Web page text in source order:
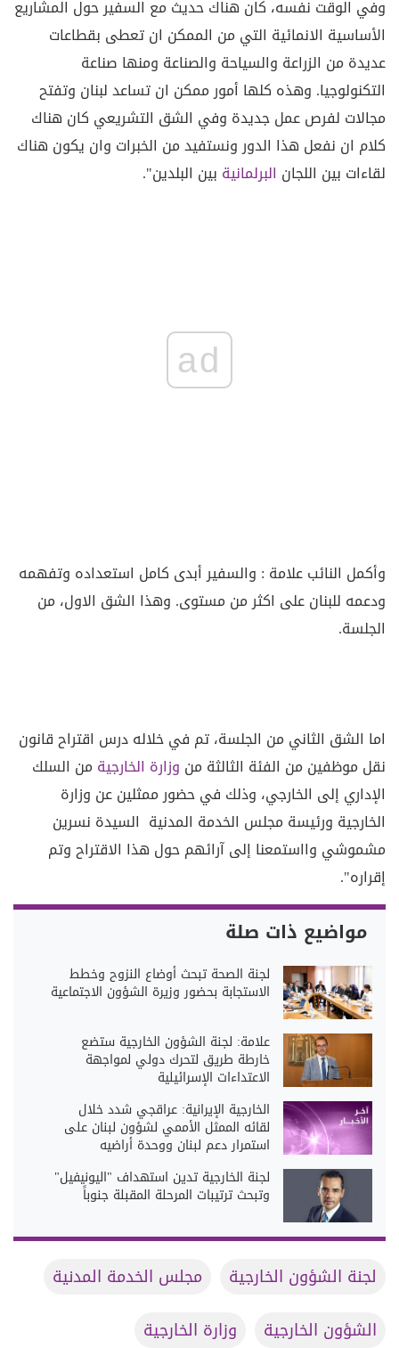
وفي الوقت نفسه، كان هناك حديث مع السفير حول المشاريع
الأساسية الانمائية التي من الممكن ان تعطى بقطاعات
عديدة من الزراعة والسياحة والصناعة ومنها صناعة
التكنولوجيا. وهذه كلها أمور ممكن ان تساعد لبنان وتفتح
مجالات لفرص عمل جديدة وفي الشق التشريعي كان هناك
كلام ان نفعل هذا الدور ونستفيد من الخبرات وان يكون هناك
لقاءات بين اللجان البرلمانية بين البلدين".
ad
وأكمل النائب علامة : والسفير أبدى كامل استعداده وتفهمه
ودعمه للبنان على اكثر من مستوى. وهذا الشق الاول، من
الجلسة.
اما الشق الثاني من الجلسة، تم في خلاله درس اقتراح قانون
نقل موظفين من الفئة الثالثة من وزارة الخارجية من السلك
الإداري إلى الخارجي، وذلك في حضور ممثلين عن وزارة
الخارجية ورئيسة مجلس الخدمة المدنية السيدة نسرين
مشموشي وااستمعنا إلى آرائهم حول هذا الاقتراح وتم
إقراره".
مواضيع ذات صلة
لجنة الصحة تبحث أوضاع النزوح وخطط
الاستجابة بحضور وزيرة الشؤون الاجتماعية
علامة: لجنة الشؤون الخارجية ستضع
خارطة طريق لتحرك دولي لمواجهة
الاعتداءات الإسرائيلية
‏الخارجية الإيرانية: عراقجي شدد خلال
لقائه الممثل الأممي لشؤون لبنان على
استمرار دعم لبنان ووحدة أراضيه
لجنة الخارجية تدين استهداف "اليونيفيل"
وتبحث ترتيبات المرحلة المقبلة جنوباً
لجنة الشؤون الخارجية
مجلس الخدمة المدنية
الشؤون الخارجية
وزارة الخارجية